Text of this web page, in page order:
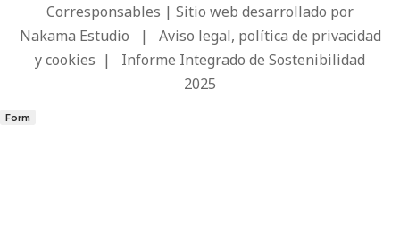
Corresponsables | Sitio web desarrollado por
Nakama Estudio | Aviso legal, política de privacidad
y cookies | Informe Integrado de Sostenibilidad
2025
Form